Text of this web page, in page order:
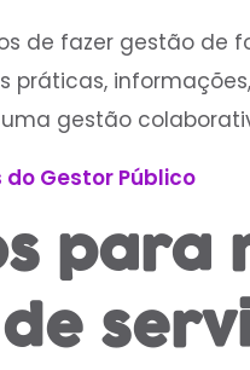
de fazer gestão de
práticas,
gestão
do Gestor Público
para